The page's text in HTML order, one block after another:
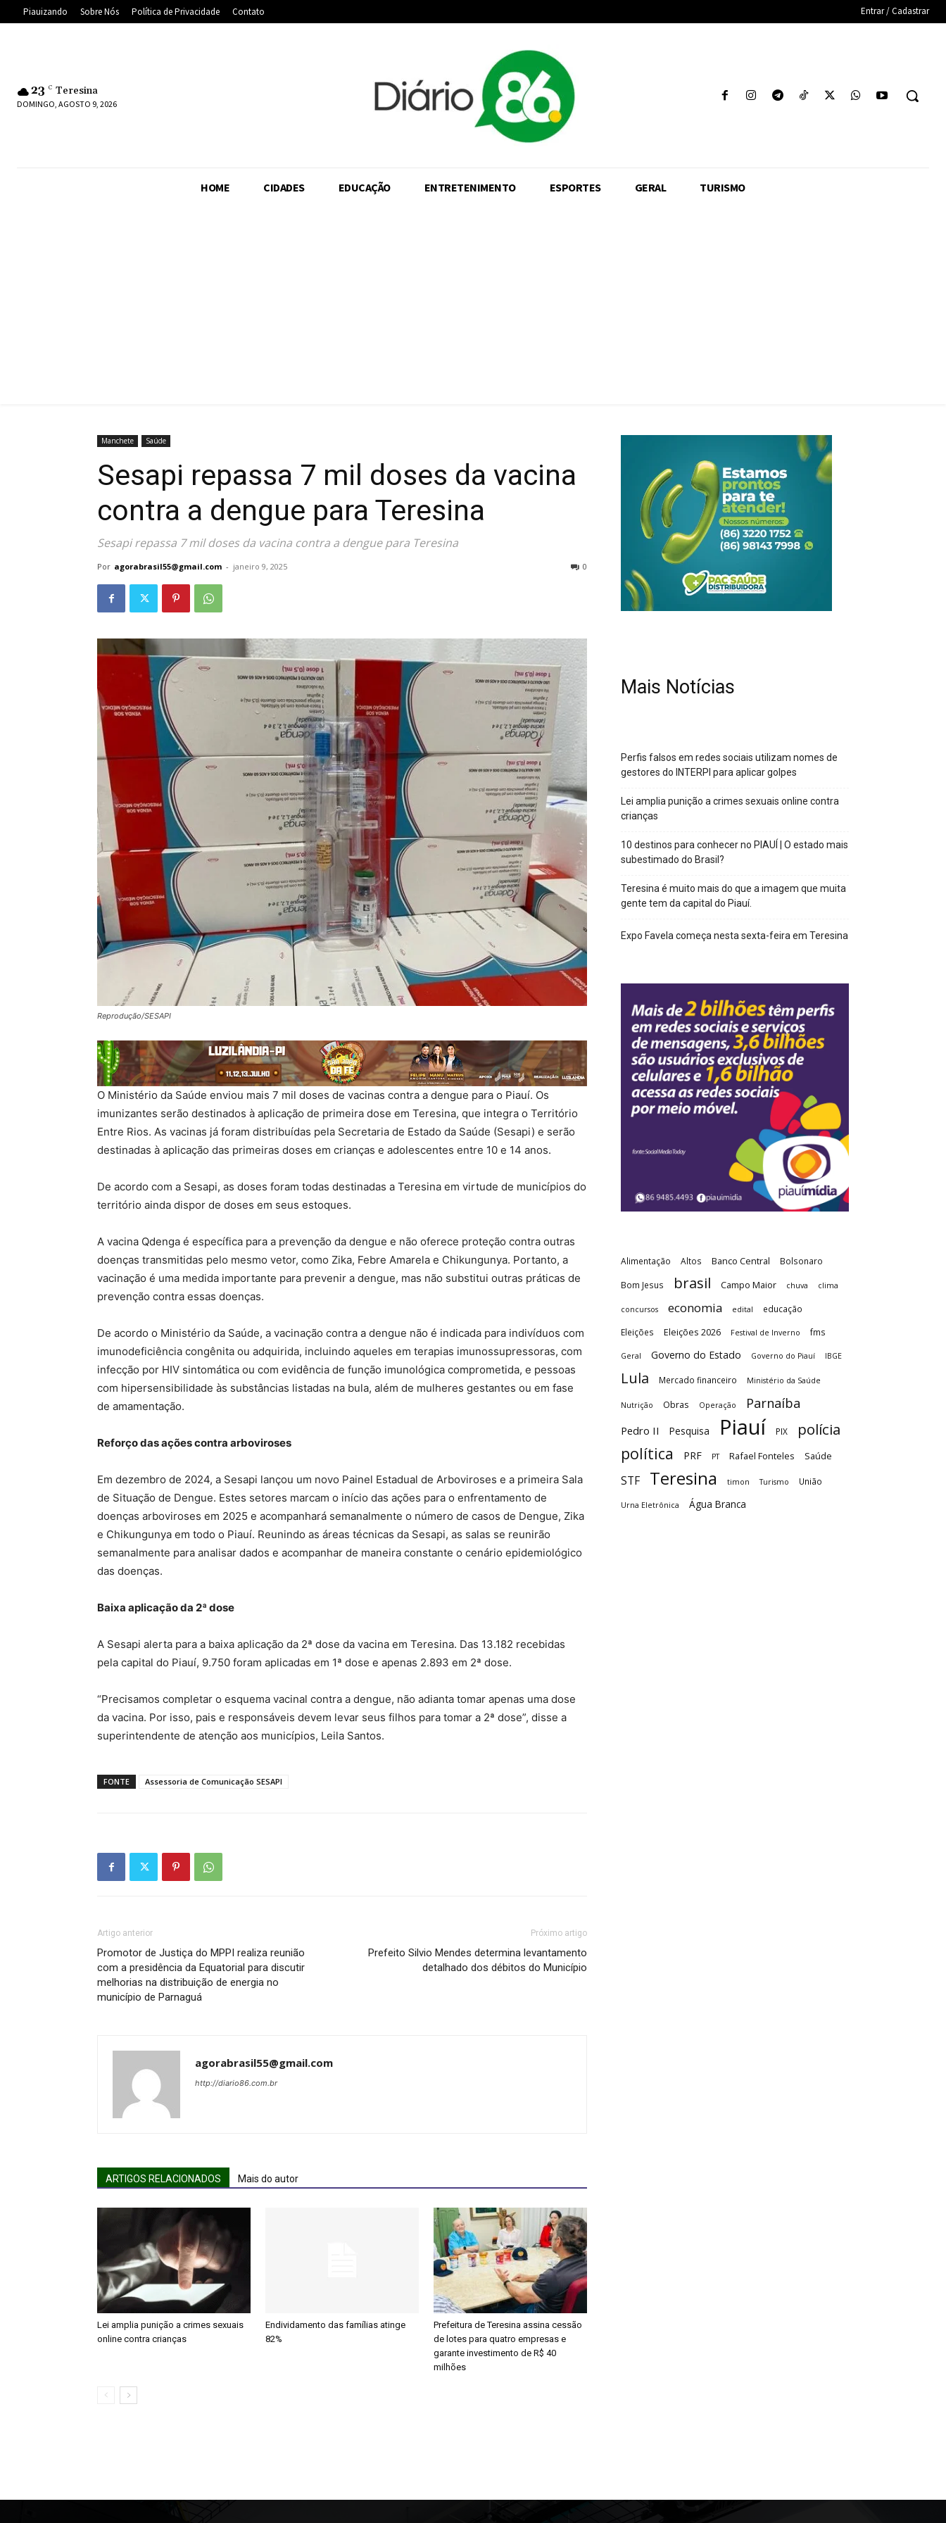
Piauizando Sobre Nós Política de Privacidade Contato Entrar / Cadastrar
23 C Teresina
DOMINGO, AGOSTO 9, 2026
HOME CIDADES EDUCAÇÃO ENTRETENIMENTO ESPORTES GERAL TURISMO
Manchete Saúde
Sesapi repassa 7 mil doses da vacina
contra a dengue para Teresina
Sesapi repassa 7 mil doses da vacina contra a dengue para Teresina
Por agorabrasil55@gmail.com - janeiro 9, 2025 0
Reprodução/SESAPI
O Ministério da Saúde enviou mais 7 mil doses de vacinas contra a dengue para o Piauí. Os
imunizantes serão destinados à aplicação de primeira dose em Teresina, que integra o Território
Entre Rios. As vacinas já foram distribuídas pela Secretaria de Estado da Saúde (Sesapi) e serão
destinadas à aplicação das primeiras doses em crianças e adolescentes entre 10 e 14 anos.
De acordo com a Sesapi, as doses foram todas destinadas a Teresina em virtude de municípios do
território ainda dispor de doses em seus estoques.
A vacina Qdenga é específica para a prevenção da dengue e não oferece proteção contra outras
doenças transmitidas pelo mesmo vetor, como Zika, Febre Amarela e Chikungunya. Portanto, a
vacinação é uma medida importante para prevenir a dengue, mas não substitui outras práticas de
prevenção contra essas doenças.
De acordo o Ministério da Saúde, a vacinação contra a dengue não é indicada para indivíduos com
imunodeficiência congênita ou adquirida, incluindo aqueles em terapias imunossupressoras, com
infecção por HIV sintomática ou com evidência de função imunológica comprometida, e pessoas
com hipersensibilidade às substâncias listadas na bula, além de mulheres gestantes ou em fase
de amamentação.
Reforço das ações contra arboviroses
Em dezembro de 2024, a Sesapi lançou um novo Painel Estadual de Arboviroses e a primeira Sala
de Situação de Dengue. Estes setores marcam o início das ações para o enfrentamento de
doenças arboviroses em 2025 e acompanhará semanalmente o número de casos de Dengue, Zika
e Chikungunya em todo o Piauí. Reunindo as áreas técnicas da Sesapi, as salas se reunirão
semanalmente para analisar dados e acompanhar de maneira constante o cenário epidemiológico
das doenças.
Baixa aplicação da 2ª dose
A Sesapi alerta para a baixa aplicação da 2ª dose da vacina em Teresina. Das 13.182 recebidas
pela capital do Piauí, 9.750 foram aplicadas em 1ª dose e apenas 2.893 em 2ª dose.
“Precisamos completar o esquema vacinal contra a dengue, não adianta tomar apenas uma dose
da vacina. Por isso, pais e responsáveis devem levar seus filhos para tomar a 2ª dose”, disse a
superintendente de atenção aos municípios, Leila Santos.
FONTE Assessoria de Comunicação SESAPI
Artigo anterior
Promotor de Justiça do MPPI realiza reunião
com a presidência da Equatorial para discutir
melhorias na distribuição de energia no
município de Parnaguá
Próximo artigo
Prefeito Silvio Mendes determina levantamento
detalhado dos débitos do Município
agorabrasil55@gmail.com
http://diario86.com.br
ARTIGOS RELACIONADOS Mais do autor
Lei amplia punição a crimes sexuais
online contra crianças
Endividamento das famílias atinge
82%
Prefeitura de Teresina assina cessão
de lotes para quatro empresas e
garante investimento de R$ 40
milhões
Mais Notícias
Perfis falsos em redes sociais utilizam nomes de
gestores do INTERPI para aplicar golpes
Lei amplia punição a crimes sexuais online contra
crianças
10 destinos para conhecer no PIAUÍ | O estado mais
subestimado do Brasil?
Teresina é muito mais do que a imagem que muita
gente tem da capital do Piauí.
Expo Favela começa nesta sexta-feira em Teresina
Alimentação Altos Banco Central Bolsonaro
Bom Jesus brasil Campo Maior chuva clima
concursos economia edital educação
Eleições Eleições 2026 Festival de Inverno fms
Geral Governo do Estado Governo do Piauí IBGE
Lula Mercado financeiro Ministério da Saúde
Nutrição Obras Operação Parnaíba
Pedro II Pesquisa Piauí PIX polícia
política PRF PT Rafael Fonteles Saúde
STF Teresina timon Turismo União
Urna Eletrônica Água Branca